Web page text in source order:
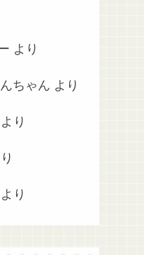
より
ちゃん より
より
より